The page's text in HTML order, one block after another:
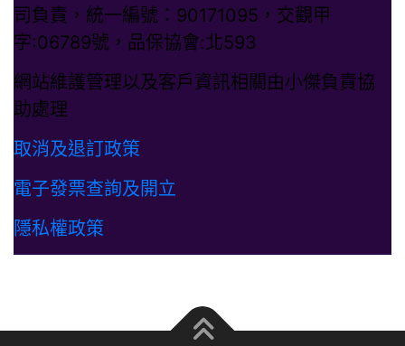
司負責，統一編號：90171095，交觀甲
字:06789號，品保協會:北593
網站維護管理以及客戶資訊相關由小傑負責協
助處理
取消及退訂政策
電子發票查詢及開立
隱私權政策